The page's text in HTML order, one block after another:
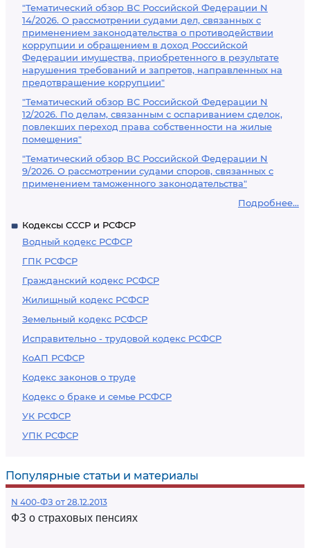
"Тематический обзор ВС Российской Федерации N
14/2026. О рассмотрении судами дел, связанных с
применением законодательства о противодействии
коррупции и обращением в доход Российской
Федерации имущества, приобретенного в результате
нарушения требований и запретов, направленных на
предотвращение коррупции"
"Тематический обзор ВС Российской Федерации N
12/2026. По делам, связанным с оспариванием сделок,
повлекших переход права собственности на жилые
помещения"
"Тематический обзор ВС Российской Федерации N
9/2026. О рассмотрении судами споров, связанных с
применением таможенного законодательства"
Подробнее...
Кодексы СССР и РСФСР
Водный кодекс РСФСР
ГПК РСФСР
Гражданский кодекс РСФСР
Жилищный кодекс РСФСР
Земельный кодекс РСФСР
Исправительно - трудовой кодекс РСФСР
КоАП РСФСР
Кодекс законов о труде
Кодекс о браке и семье РСФСР
УК РСФСР
УПК РСФСР
Популярные статьи и материалы
N 400-ФЗ от 28.12.2013
ФЗ о страховых пенсиях